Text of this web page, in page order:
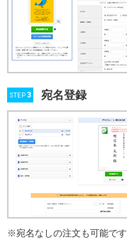
STEP3 宛名登録
宛名なしの注文も可能です